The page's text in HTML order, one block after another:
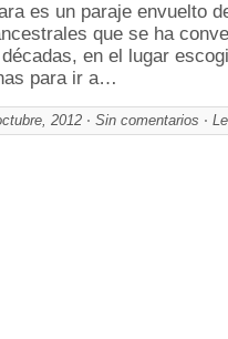
es un paraje envuelto
que se ha
en el lugar
para ir a…
2012 Sin comentarios